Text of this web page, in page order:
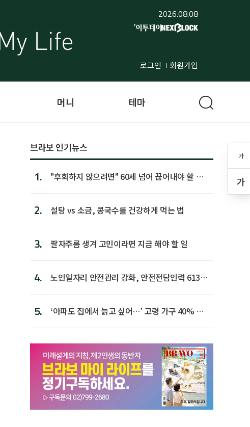
2026.08.08
로그인 회원가입
가
가
머니 테마
브라보 인기뉴스
1.
"후회하지 않으려면" 60세 넘어 끊어내야 할 사
2. 설탕 vs 소금, 콩국수를 건강하게 먹는 법
3. 팔자주름 생겨 고민이라면 지금 해야 할 일
4.
노인일자리 안전관리 강화, 안전전담인력 613명
5.
‘아파도 집에서 늙고 싶어…’ 고령 가구 40% 노